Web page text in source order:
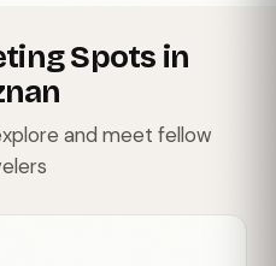
Spots in
and meet fellow